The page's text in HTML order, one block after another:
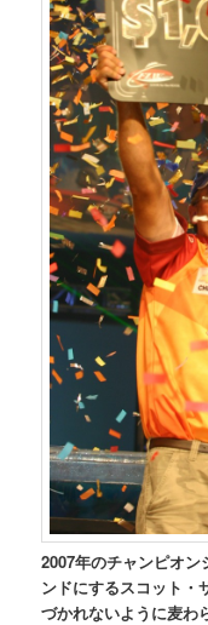
2007年のチャンピオ
ンドにするスコット・
づかれないように麦わ